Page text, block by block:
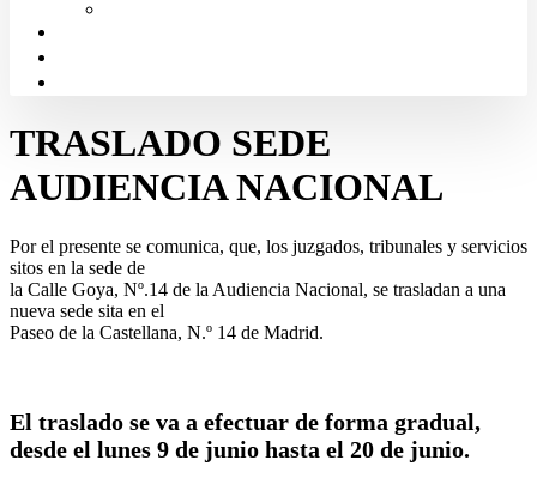
TRASLADO SEDE
AUDIENCIA NACIONAL
Por el presente se comunica, que, los juzgados, tribunales y servicios
sitos en la sede de
la Calle Goya, Nº.14 de la Audiencia Nacional, se trasladan a una
nueva sede sita en el
Paseo de la Castellana, N.º 14 de Madrid.
El traslado se va a efectuar de forma gradual,
desde el lunes 9 de junio hasta el 20 de junio.